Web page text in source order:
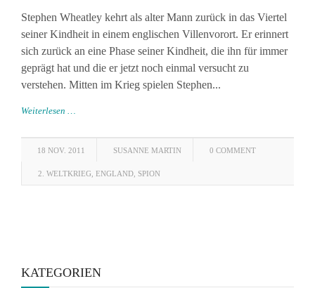
Stephen Wheatley kehrt als alter Mann zurück in das Viertel
seiner Kindheit in einem englischen Villenvorort. Er erinnert
sich zurück an eine Phase seiner Kindheit, die ihn für immer
geprägt hat und die er jetzt noch einmal versucht zu
verstehen. Mitten im Krieg spielen Stephen...
Weiterlesen …
18 NOV. 2011 SUSANNE MARTIN 0 COMMENT
2. WELTKRIEG ENGLAND SPION
KATEGORIEN